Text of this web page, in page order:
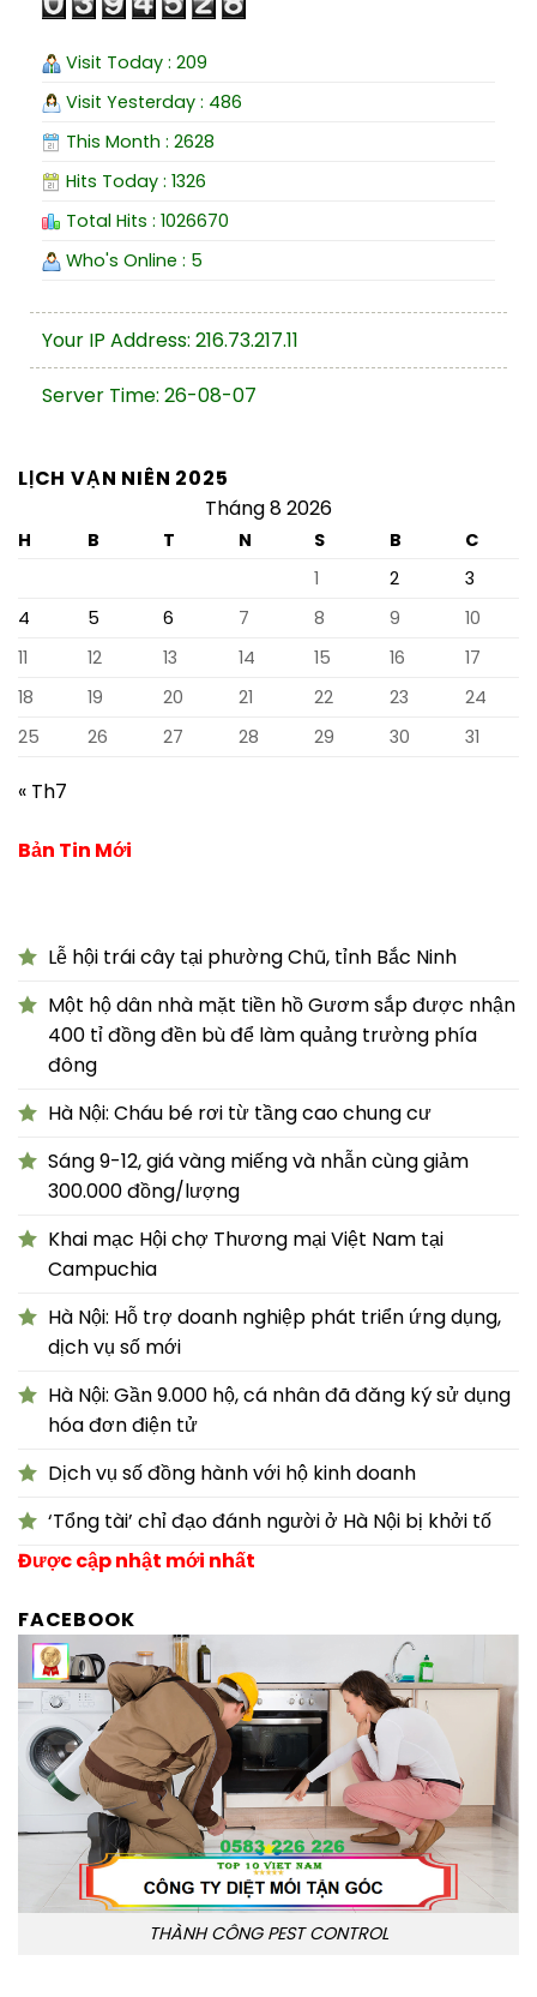
Visit Today : 209
Visit Yesterday : 486
This Month : 2628
Hits Today : 1326
Total Hits : 1026670
Who's Online : 5
Your IP Address: 216.73.217.11
Server Time: 26-08-07
LỊCH VẠN NIÊN 2025
Tháng 8 2026
H B T N S B
C
1
2
3
4
5 6 7 8 9
10
11
12 13 14 15 16
17
18
19 20 21 22 23
24
25
26 27 28 29 30 31
« Th7
Bản Tin Mới
Lễ hội trái cây tại phường Chũ, tỉnh Bắc Ninh
Một hộ dân nhà mặt tiền hồ Gươm sắp được nhận
400 tỉ đồng đền bù để làm quảng trường phía
đông
Hà Nội: Cháu bé rơi từ tầng cao chung cư
Sáng 9-12, giá vàng miếng và nhẫn cùng giảm
300.000 đồng/lượng
Khai mạc Hội chợ Thương mại Việt Nam tại
Campuchia
Hà Nội: Hỗ trợ doanh nghiệp phát triển ứng dụng,
dịch vụ số mới
Hà Nội: Gần 9.000 hộ, cá nhân đã đăng ký sử dụng
hóa đơn điện tử
Dịch vụ số đồng hành với hộ kinh doanh
‘Tổng tài’ chỉ đạo đánh người ở Hà Nội bị khởi tố
Được cập nhật mới nhất
FACEBOOK
THÀNH CÔNG PEST CONTROL